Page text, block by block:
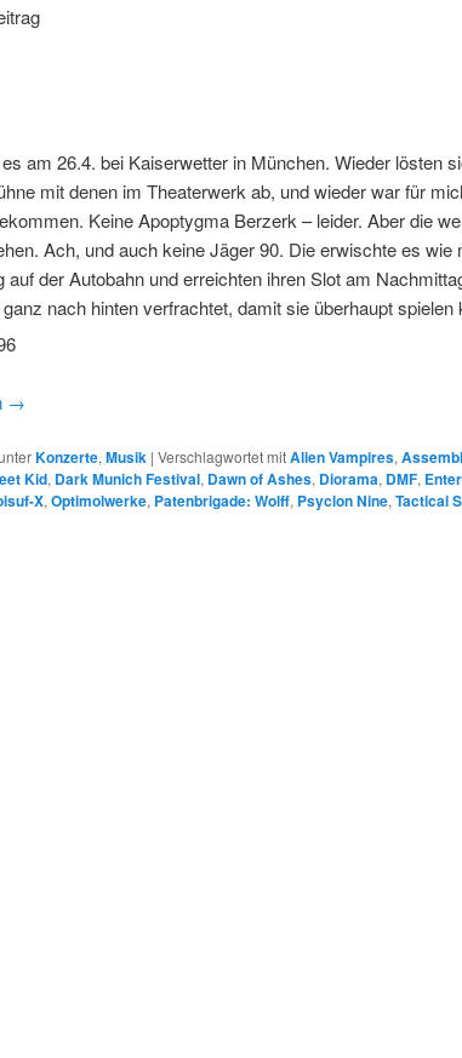
am 26.4. bei Kaiserwetter in München. Wieder lösten
mit denen im Theaterwerk ab, und wieder war für
Keine Apoptygma Berzerk – leider. Aber die
Ach, und auch keine Jäger 90. Die erwischte es wie
auf der Autobahn und erreichten ihren Slot am
nach hinten verfrachtet, damit sie überhaupt spielen
→
Konzerte, Musik | Verschlagwortet mitAlien Vampires,
Kid, Dark Munich Festival, Dawn of Ashes, Diorama, DMF,
X, Optimolwerke, Patenbrigade: Wolff, Psyclon Nine, Tactical